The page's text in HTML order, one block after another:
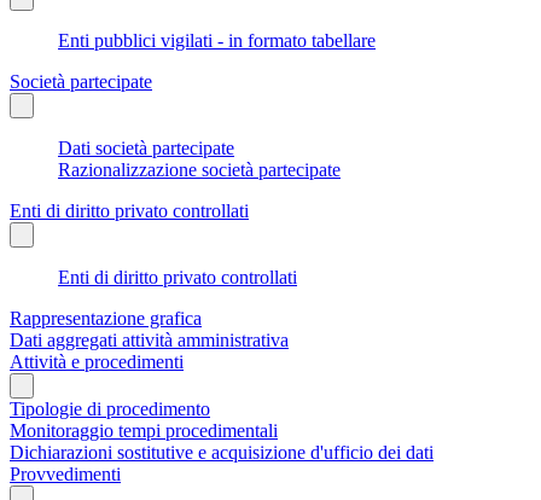
Enti pubblici vigilati - in formato tabellare
Società partecipate
Dati società partecipate
Razionalizzazione società partecipate
Enti di diritto privato controllati
Enti di diritto privato controllati
Rappresentazione grafica
Dati aggregati attività amministrativa
Attività e procedimenti
Tipologie di procedimento
Monitoraggio tempi procedimentali
Dichiarazioni sostitutive e acquisizione d'ufficio dei dati
Provvedimenti